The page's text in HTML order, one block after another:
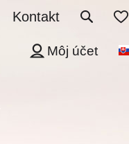
Kontakt
Môj účet